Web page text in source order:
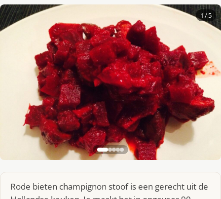
1 / 5
Rode bieten champignon stoof is een gerecht uit de